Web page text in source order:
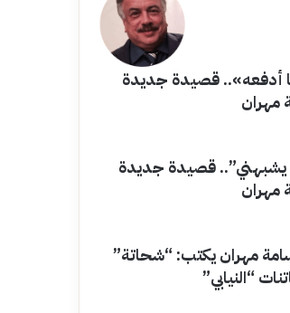
أدفعه».. قصيدة جديدة
مهران
يشبهني”.. قصيدة جديدة
مهران
مهران يكتب: “شحاتة”
“النيابي”